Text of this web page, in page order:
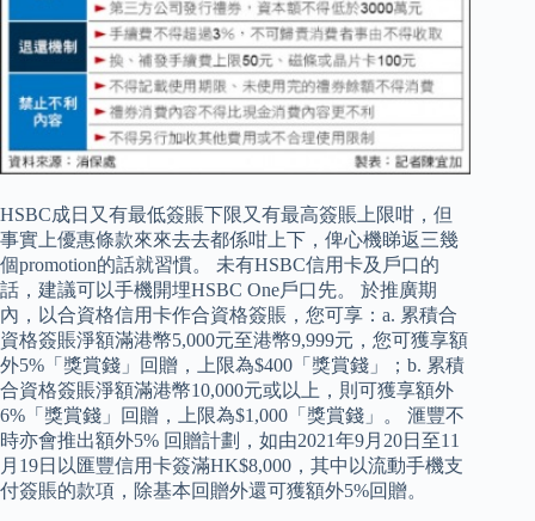
HSBC成日又有最低簽賬下限又有最高簽賬上限咁，但
事實上優惠條款來來去去都係咁上下，俾心機睇返三幾
個promotion的話就習慣。 未有HSBC信用卡及戶口的
話，建議可以手機開埋HSBC One戶口先。 於推廣期
內，以合資格信用卡作合資格簽賬，您可享：a. 累積合
資格簽賬淨額滿港幣5,000元至港幣9,999元，您可獲享額
外5%「獎賞錢」回贈，上限為$400「獎賞錢」；b. 累積
合資格簽賬淨額滿港幣10,000元或以上，則可獲享額外
6%「獎賞錢」回贈，上限為$1,000「獎賞錢」。 滙豐不
時亦會推出額外5% 回贈計劃，如由2021年9月20日至11
月19日以匯豐信用卡簽滿HK$8,000，其中以流動手機支
付簽賬的款項，除基本回贈外還可獲額外5%回贈。